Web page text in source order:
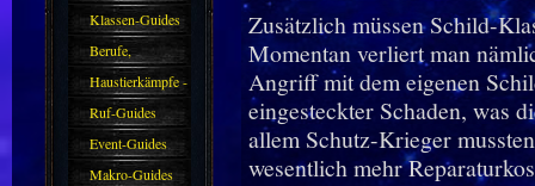
Klassen-Guides
Berufe,
Farmkarten und
Haustiere
Haustierkämpfe -
Guide
Ruf-Guides
Event-Guides
Makro-Guides
Zusätzlich müssen Schild-
Momentan verliert man
Angriff mit dem eigenen
eingesteckter Schaden, was
allem Schutz-Krieger
wesentlich mehr